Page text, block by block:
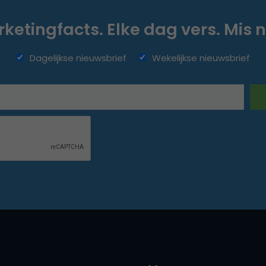
Elke dag vers. Mis
Dagelijkse nieuwsbrief Wekelijkse nieuwsbrief